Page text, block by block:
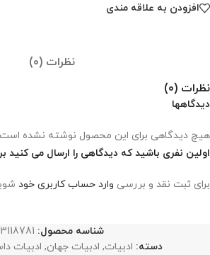
افزودن به علاقه مندی
نظرات (0)
نظرات (0)
دیدگاهها
هیچ دیدگاهی برای این محصول نوشته نشده
اولین نفری باشید که دیدگاهی را ارسال می
برای ثبت نقد و بررسی وارد حساب کاربری خود
شناسه محصول: 3118781
دسته: ادبیات, ادبیات جهان, ادبیات